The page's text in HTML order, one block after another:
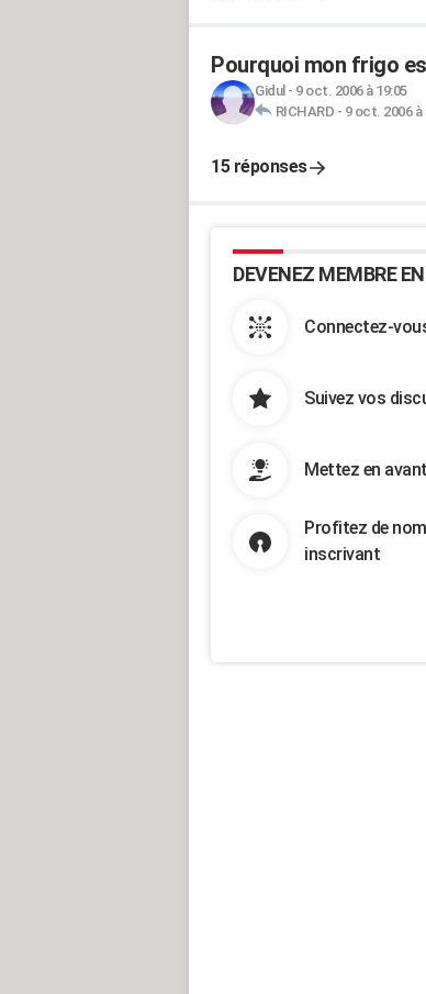
Pourquoi mon frigo
Gidul - 9 oct. 2006 à 19:05
RICHARD - 9 oct. 2006 à
15 réponses
DEVENEZ MEMBRE
Connectez-
Suivez vos
Mettez en
Profitez de
inscrivant